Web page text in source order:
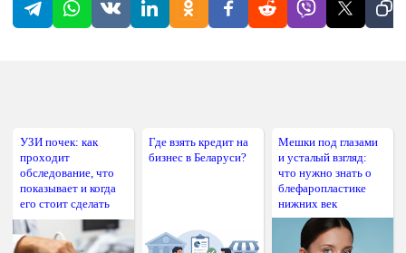
УЗИ почек: как
проходит
обследование, что
показывает и когда
его стоит сделать
Где взять кредит на
бизнес в Беларуси?
Мешки под глазами
и усталый взгляд:
что нужно знать о
блефаропластике
нижних век